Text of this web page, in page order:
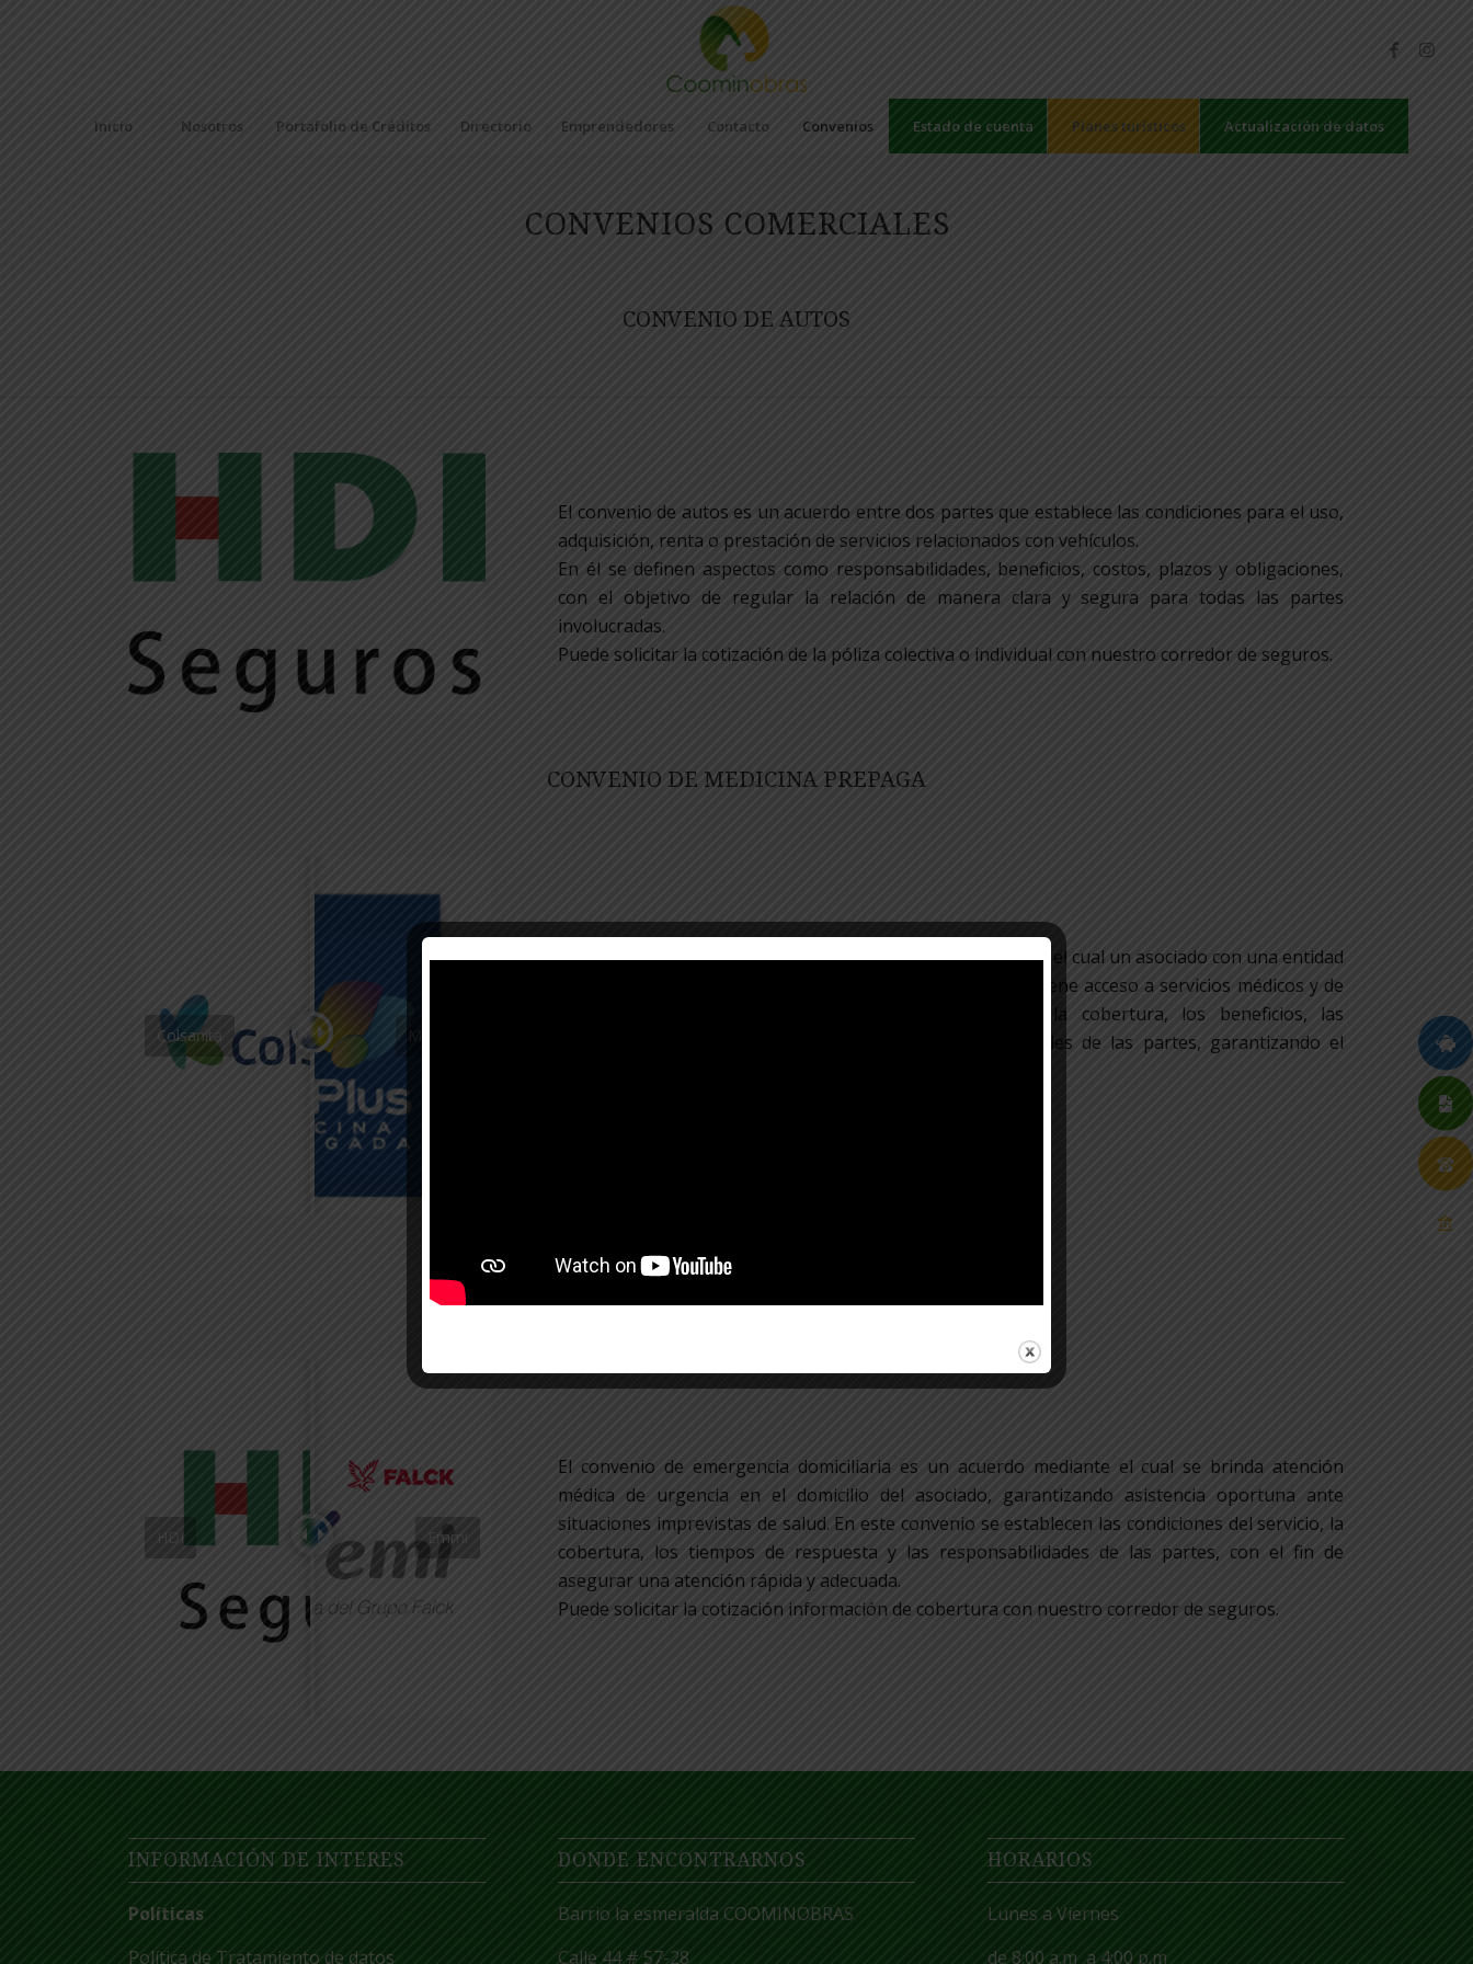
Inicio Nosotros Portafolio de Créditos Directorio Emprendedores Contacto Convenios Estado de cuenta Planes turísticos Actualización de datos
CONVENIOS COMERCIALES
CONVENIO DE AUTOS
El convenio de autos es un acuerdo entre dos partes que establece las condiciones para el uso,
adquisición, renta o prestación de servicios relacionados con vehículos.
En él se definen aspectos como responsabilidades, beneficios, costos, plazos y obligaciones,
con el objetivo de regular la relación de manera clara y segura para todas las partes
involucradas.
Puede solicitar la cotización de la póliza colectiva o individual con nuestro corredor de seguros.
CONVENIO DE MEDICINA PREPAGA
Colsanita Medplus
El convenio de medicina prepagada es un acuerdo mediante el cual un asociado con una entidad
prestadora del servicio, a cambio de un pago anticipado, tiene acceso a servicios médicos y de
salud previamente establecidos. Este convenio define la cobertura, los beneficios, las
condiciones de atención, los costos y las responsabilidades de las partes, garantizando el
CONVENIO DE EMERGENCIA DOMICILIARIA
HDI Emmi
El convenio de emergencia domiciliaria es un acuerdo mediante el cual se brinda atención
médica de urgencia en el domicilio del asociado, garantizando asistencia oportuna ante
situaciones imprevistas de salud. En este convenio se establecen las condiciones del servicio, la
cobertura, los tiempos de respuesta y las responsabilidades de las partes, con el fin de
asegurar una atención rápida y adecuada.
Puede solicitar la cotización información de cobertura con nuestro corredor de seguros.
INFORMACIÓN DE INTERES
Políticas
Política de Tratamiento de datos
DONDE ENCONTRARNOS
Barrio la esmeralda COOMINOBRAS
Calle 44 # 57-28
HORARIOS
Lunes aViernes
de 8:00 a.m a 4:00 p.m